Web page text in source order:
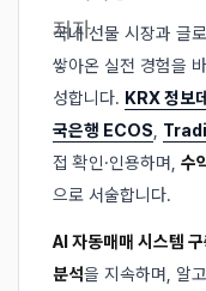
국내 선물 시장과 글
쌓아온 실전 경험을
성합니다. KRX 정보
국은행 ECOS,
접 확인·인용하며, 수
으로 서술합니다.
AI 자동매매 시스템
분석을 지속하며, 알